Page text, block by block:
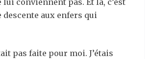
lui conviennent pas. Et là, c’est
descente aux enfers qui
pas faite pour moi. J’étais